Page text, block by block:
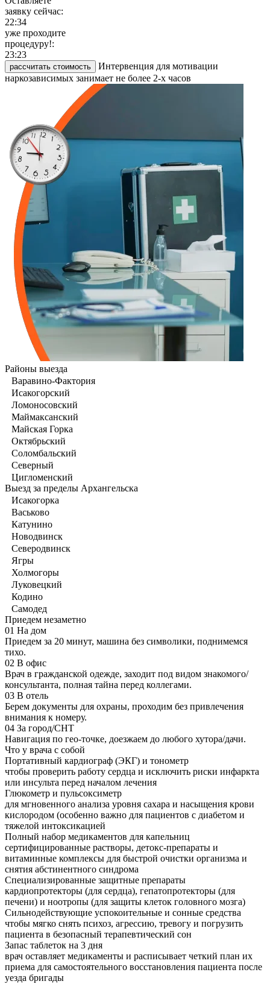
заявку сейчас:
22:34
уже проходите
процедуру!:
23:23
рассчитать стоимость
Интервенция для мотивации
наркозависимых занимает не более 2-х часов
Районы выезда
Варавино-Фактория
Исакогорский
Ломоносовский
Маймаксанский
Майская Горка
Октябрьский
Соломбальский
Северный
Цигломенский
Выезд за пределы Архангельска
Исакогорка
Васьково
Катунино
Новодвинск
Северодвинск
Ягры
Холмогоры
Луковецкий
Кодино
Самодед
Приедем незаметно
01 На дом
Приедем за 20 минут, машина без символики, поднимемся
тихо.
02 В офис
Врач в гражданской одежде, заходит под видом знакомого/
консультанта, полная тайна перед коллегами.
03 В отель
Берем документы для охраны, проходим без привлечения
внимания к номеру.
04 За город/СНТ
Навигация по гео-точке, доезжаем до любого хутора/дачи.
Что у врача с собой
Портативный кардиограф (ЭКГ) и тонометр
чтобы проверить работу сердца и исключить риски инфаркта
или инсульта перед началом лечения
Глюкометр и пульсоксиметр
для мгновенного анализа уровня сахара и насыщения крови
кислородом (особенно важно для пациентов с диабетом и
тяжелой интоксикацией
Полный набор медикаментов для капельниц
сертифицированные растворы, детокс-препараты и
витаминные комплексы для быстрой очистки организма и
снятия абстинентного синдрома
Специализированные защитные препараты
кардиопротекторы (для сердца), гепатопротекторы (для
печени) и ноотропы (для защиты клеток головного мозга)
Сильнодействующие успокоительные и сонные средства
чтобы мягко снять психоз, агрессию, тревогу и погрузить
пациента в безопасный терапевтический сон
Запас таблеток на 3 дня
врач оставляет медикаменты и расписывает четкий план их
приема для самостоятельного восстановления пациента после
уезда бригады